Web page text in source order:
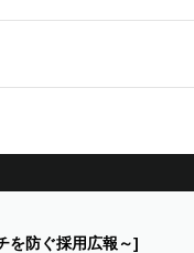
を防ぐ採用広報～]